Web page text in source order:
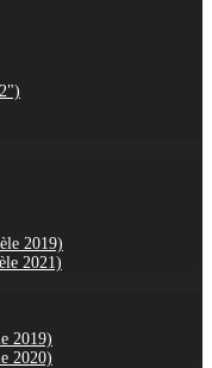
2019)
2021)
2019)
2020)